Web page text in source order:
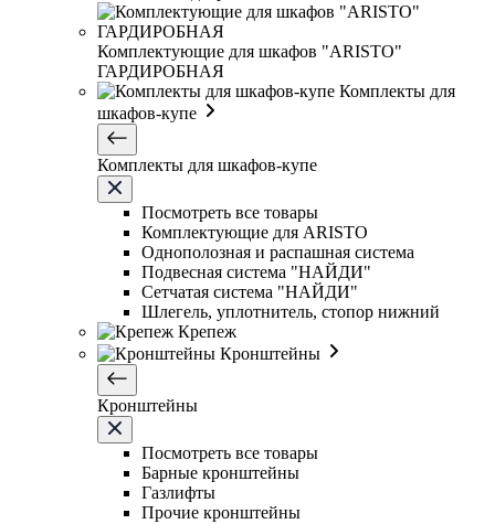
Комплектующие для шкафов "ARISTO"
ГАРДИРОБНАЯ
Комплекты для
шкафов-купе
Комплекты для шкафов-купе
Посмотреть все товары
Комплектующие для ARISTO
Однополозная и распашная система
Подвесная система "НАЙДИ"
Сетчатая система "НАЙДИ"
Шлегель, уплотнитель, стопор нижний
Крепеж
Кронштейны
Кронштейны
Посмотреть все товары
Барные кронштейны
Газлифты
Прочие кронштейны